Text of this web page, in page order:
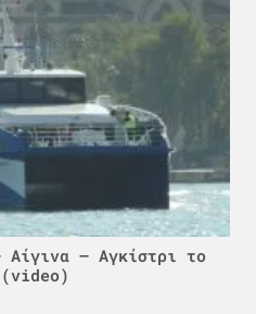
Αίγινα – Αγκίστρι το
(video)